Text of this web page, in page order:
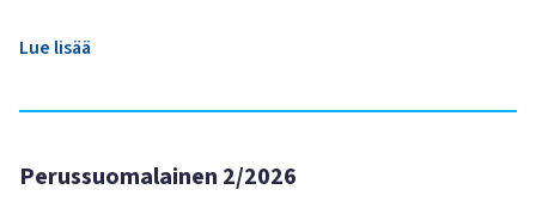
Lue lisää
Perussuomalainen 2/2026